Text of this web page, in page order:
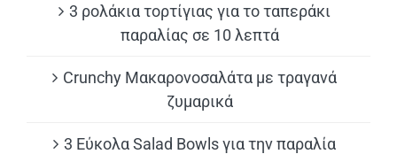
3 ρολάκια τορτίγιας για το ταπεράκι
παραλίας σε 10 λεπτά
Crunchy Μακαρονοσαλάτα με τραγανά
ζυμαρικά
3 Εύκολα Salad Bowls για την παραλία